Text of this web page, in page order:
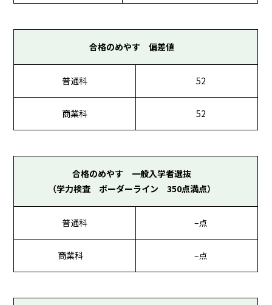
合格のめやす 偏差値
普通科 52
商業科 52
合格のめやす 一般入学者選抜
（学力検査 ボーダーライン 350点満点）
普通科 –点
商業科 –点